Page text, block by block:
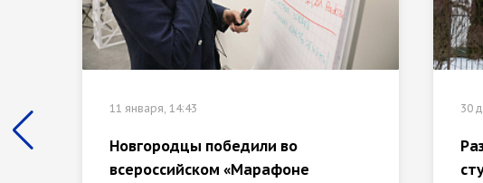
11 января, 14:43
Новгородцы победили во
всероссийском «Марафоне
30